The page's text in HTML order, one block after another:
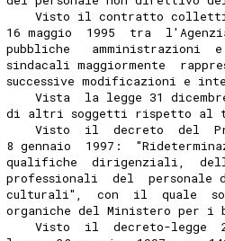
Visto il contratto
16 maggio  1995  tra
pubbliche   amministrazioni
sindacali maggiormente
successive modificazioni e
Vista  la legge 31
di altri soggetti rispetto al
Visto  il  decreto  del
8 gennaio  1997:
qualifiche  dirigenziali,
professionali  del
culturali",  con  il  quale
organiche del Ministero
Visto  il  decreto-legge